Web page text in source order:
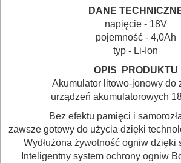
mieszarki
młotowiertarki
sds-
max
DANE
napięcie - 18V
pojemność - 4,0Ah
typ - Li-Ion
OPIS PRODUKTU
Akumulator litowo-jonowy do
urządzeń akumulatorowych
Bez efektu pamięci i
zawsze gotowy do użycia dzięki
Wydłużona żywotność ogniw dzięki
Inteligentny system ochrony ogniw